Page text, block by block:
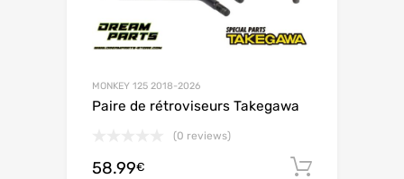
MONKEY 125 2018-2026
Paire de rétroviseurs Takegawa
(0 reviews)
58.99€